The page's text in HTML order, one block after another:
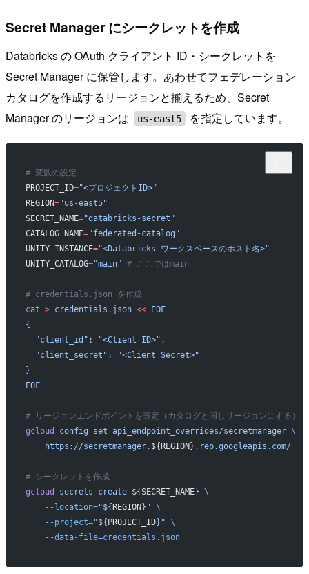
Secret Manager にシークレットを作成
Databricks の OAuth クライアント ID・シークレットを
Secret Manager に保管します。あわせてフェデレーション
カタログを作成するリージョンと揃えるため、Secret
Manager のリージョンは
us-east5 を指定しています。
# 変数の設定
PROJECT_ID="<プロジェクトID>"
REGION="us-east5"
SECRET_NAME="databricks-secret"
CATALOG_NAME="federated-catalog"
UNITY_INSTANCE="<Databricks ワークスペースのホスト名>"
UNITY_CATALOG="main" # ここではmain
# credentials.json を作成
cat > credentials.json << EOF
{
  "client_id": "<Client ID>",
  "client_secret": "<Client Secret>"
}
EOF
# リージョンエンドポイントを設定（カタログと同じリージョンにする）
gcloud
config set api_endpoint_overrides/secretmanager \
    https://secretmanager.
${REGION} .rep.googleapis.com/
# シークレットを作成
gcloud
secrets create ${SECRET_NAME} \
    --location=
"${ REGION }" \
    --project=
"${ PROJECT_ID}" \
    --data-file=credentials.json